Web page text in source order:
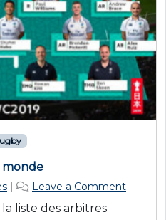
monde
| Leave a Comment
liste des arbitres